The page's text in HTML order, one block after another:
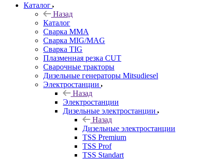
Каталог
Назад
Каталог
Сварка MMA
Сварка MIG/MAG
Сварка TIG
Плазменная резка CUT
Сварочные тракторы
Дизельные генераторы Mitsudiesel
Электростанции
Назад
Электростанции
Дизельные электростанции
Назад
Дизельные электростанции
TSS Premium
TSS Prof
TSS Standart